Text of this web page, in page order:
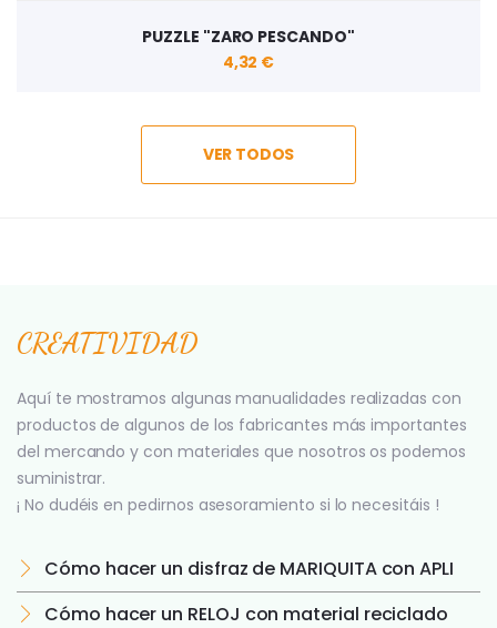
PUZZLE "ZARO PESCANDO"
4,32 €
VER TODOS
CREATIVIDAD
Aquí te mostramos algunas manualidades realizadas con
productos de algunos de los fabricantes más importantes
del mercando y con materiales que nosotros os podemos
suministrar.
¡ No dudéis en pedirnos asesoramiento si lo necesitáis !
Cómo hacer un disfraz de MARIQUITA con APLI
Cómo hacer un RELOJ con material reciclado